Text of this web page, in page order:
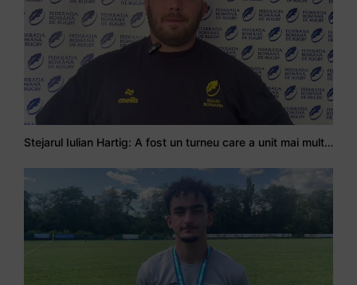
Stejarul Iulian Hartig: A fost un turneu care a unit mai mult echipa